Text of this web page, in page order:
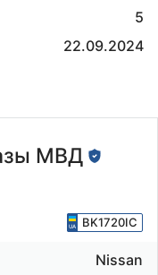
5
22.09.2024
МВД
BK1720IC
Nissan